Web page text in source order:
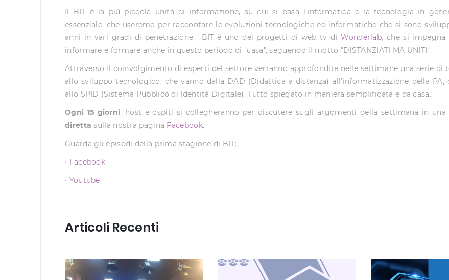
Il BIT è la più piccola unità di informazione, su cui si basa l'informatica e la tecnologia in
essenziale, che useremo per raccontare le evoluzioni tecnologiche ed informatiche che si sono
anni in vari gradi di penetrazione. BIT è uno dei progetti di web tv diWonderlab, che si impegna
informare e formare anche in questo periodo di "casa", seguendo il motto "DISTANZIATI MA UNITI".
Attraverso il coinvolgimento di esperti del settore verranno approfondite nelle settimane una serie di
allo sviluppo tecnologico, che vanno dalla DAD (Didattica a distanza) all'informatizzazione della PA,
allo SPID (Sistema Pubblico di Identità Digitale). Tutto spiegato in maniera semplificata e da casa.
Ogni 15 giorni, host e ospiti si collegheranno per discutere sugli argomenti della settimana in una
diretta sulla nostra pagina Facebook.
Guarda gli episodi della prima stagione di BIT:
• Facebook
• Youtube
Articoli Recenti